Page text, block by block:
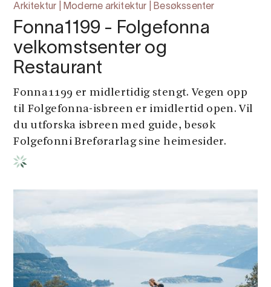
Arkitektur | Moderne arkitektur | Besøkssenter
Fonna1199 - Folgefonna
velkomstsenter og
Restaurant
Fonna1199 er midlertidig stengt. Vegen opp
til Folgefonna-isbreen er imidlertid open. Vil
du utforska isbreen med guide, besøk
Folgefonni Breførarlag sine heimesider.